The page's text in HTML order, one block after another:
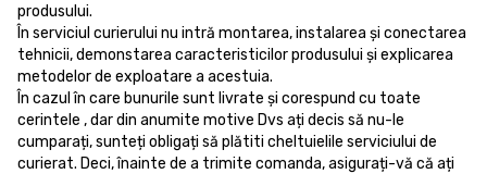
produsului.
În serviciul curierului nu intră montarea, instalarea și conectarea
tehnicii, demonstarea caracteristicilor produsului și explicarea
metodelor de exploatare a acestuia.
În cazul în care bunurile sunt livrate și corespund cu toate
cerintele , dar din anumite motive Dvs ați decis să nu-le
cumparați, sunteți obligați să plătiti cheltuielile serviciului de
curierat. Deci, înainte de a trimite comanda, asigurați-vă că ați